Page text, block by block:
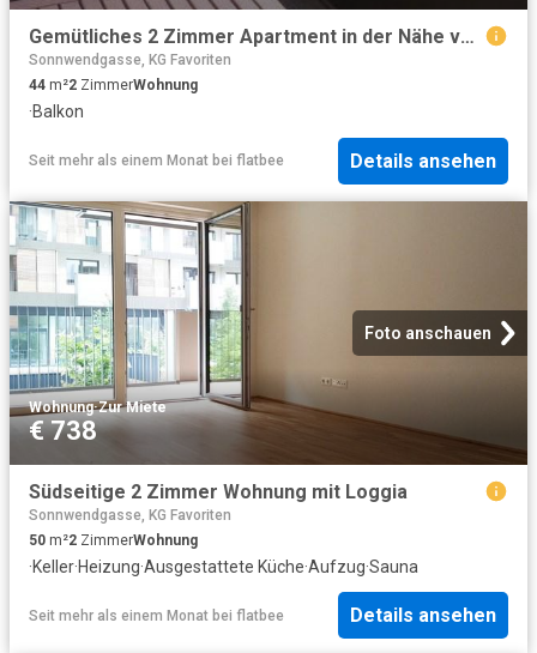
Gemütliches 2 Zimmer Apartment in der Nähe vom Naschmarkt! Provisionsfrei!
Sonnwendgasse, KG Favoriten
44 m²2 ZimmerWohnung
·Balkon
Seit mehr als einem Monat bei flatbee Details ansehen
Foto anschauen
Wohnung·Zur Miete
€ 738
Südseitige 2 Zimmer Wohnung mit Loggia
Sonnwendgasse, KG Favoriten
50 m²2 ZimmerWohnung
·Keller·Heizung·Ausgestattete Küche·Aufzug·Sauna
Seit mehr als einem Monat bei flatbee Details ansehen